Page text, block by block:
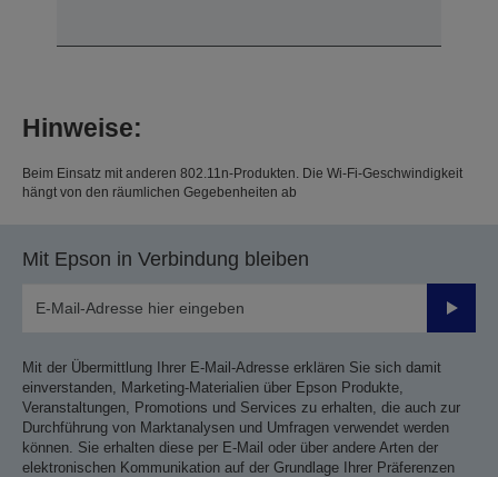
Hinweise:
Beim Einsatz mit anderen 802.11n-Produkten. Die Wi-Fi-Geschwindigkeit
hängt von den räumlichen Gegebenheiten ab
Mit Epson in Verbindung bleiben
Mit der Übermittlung Ihrer E-Mail-Adresse erklären Sie sich damit
einverstanden, Marketing-Materialien über Epson Produkte,
Veranstaltungen, Promotions und Services zu erhalten, die auch zur
Durchführung von Marktanalysen und Umfragen verwendet werden
können. Sie erhalten diese per E-Mail oder über andere Arten der
elektronischen Kommunikation auf der Grundlage Ihrer Präferenzen